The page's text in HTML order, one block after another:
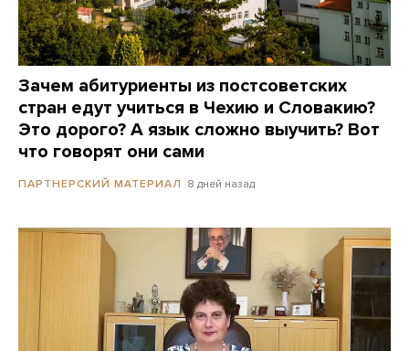
Зачем абитуриенты из постсоветских
стран едут учиться в Чехию и Словакию?
Это дорого? А язык сложно выучить? Вот
что говорят они сами
ПАРТНЕРСКИЙ МАТЕРИАЛ 8 дней назад